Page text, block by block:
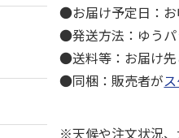
●お届け予定日：お
●発送方法：ゆうパ
●送料等：お届け
●同梱：販売者が
※天候や注文状況